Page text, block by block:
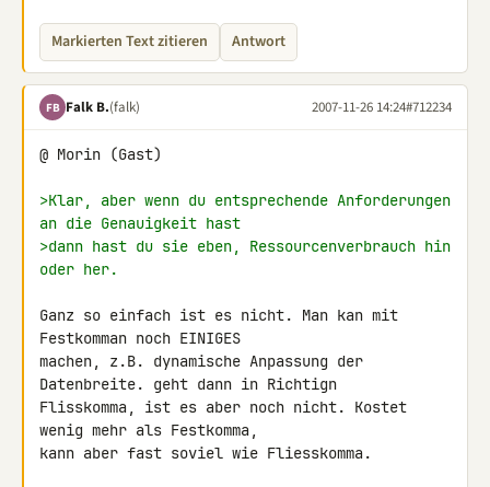
Markierten Text zitieren Antwort
FB Falk B.(falk) 2007-11-26 14:24#712234
@ Morin (Gast)
>Klar, aber wenn du entsprechende Anforderungen
an die Genauigkeit hast
>dann hast du sie eben, Ressourcenverbrauch hin
oder her.
Ganz so einfach ist es nicht. Man kan mit
Festkomman noch EINIGES
machen, z.B. dynamische Anpassung der
Datenbreite. geht dann in Richtign
Flisskomma, ist es aber noch nicht. Kostet
wenig mehr als Festkomma,
kann aber fast soviel wie Fliesskomma.